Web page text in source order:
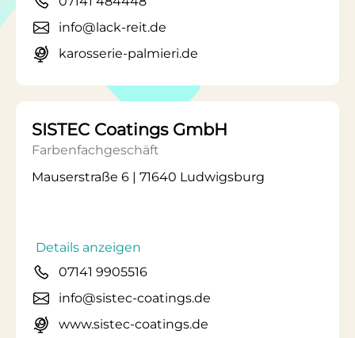
info@lack-reit.de
karosserie-palmieri.de
SISTEC Coatings GmbH
Farbenfachgeschäft
Mauserstraße 6 | 71640 Ludwigsburg
Details anzeigen
07141 9905516
info@sistec-coatings.de
www.sistec-coatings.de